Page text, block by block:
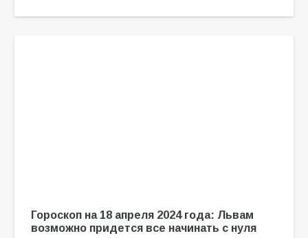
Гороскоп на 18 апреля 2024 года: Львам
возможно придется все начинать с нуля